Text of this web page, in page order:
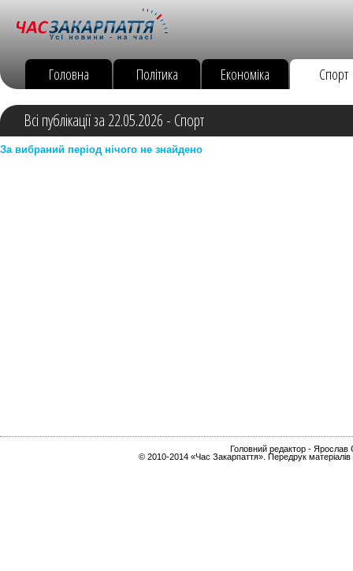
Головна Політика Економіка Спорт
Всі публікації за 22.05.2026 - Спорт
За вибраний період нічого не знайдено
Головний редактор - Ярослав
© 2010-2014 «Час Закарпаття». Передрук